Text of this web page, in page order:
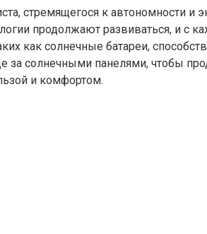
стремящегося к автономности и
продолжают развиваться, и
как солнечные батареи,
за солнечными панелями, чтобы
и комфортом.